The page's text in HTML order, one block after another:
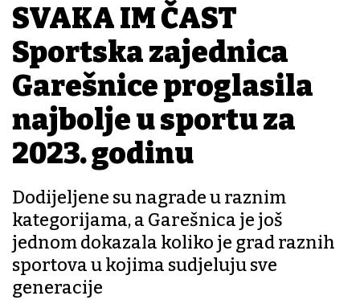
SVAKA IM ČAST
Sportska zajednica
Garešnice proglasila
najbolje u sportu za
2023. godinu
Dodijeljene su nagrade u raznim
kategorijama, a Garešnica je još
jednom dokazala koliko je grad raznih
sportova u kojima sudjeluju sve
generacije